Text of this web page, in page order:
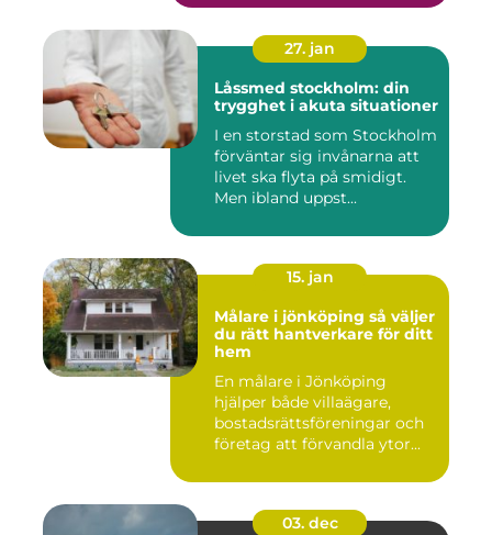
27. jan
Låssmed stockholm: din
trygghet i akuta situationer
I en storstad som Stockholm
förväntar sig invånarna att
livet ska flyta på smidigt.
Men ibland uppst...
15. jan
Målare i jönköping så väljer
du rätt hantverkare för ditt
hem
En målare i Jönköping
hjälper både villaägare,
bostadsrättsföreningar och
företag att förvandla ytor...
03. dec